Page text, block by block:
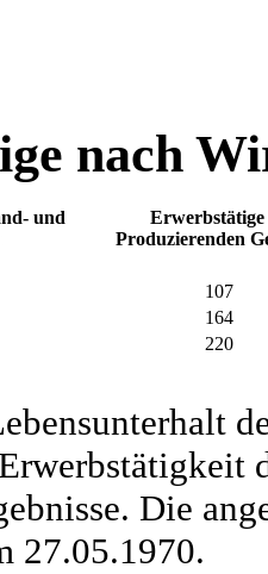
nach
und
Erwerbstätige
Produzierenden
107
164
220
Die
27.05.1970.